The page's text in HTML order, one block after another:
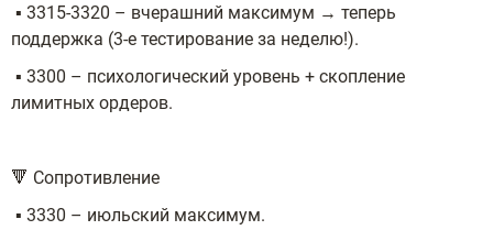
▪️ 3315-3320 – вчерашний максимум → теперь
поддержка (3-е тестирование за неделю!).
▪️ 3300 – психологический уровень + скопление
лимитных ордеров.
🔻 Сопротивление
▪️ 3330 – июльский максимум.